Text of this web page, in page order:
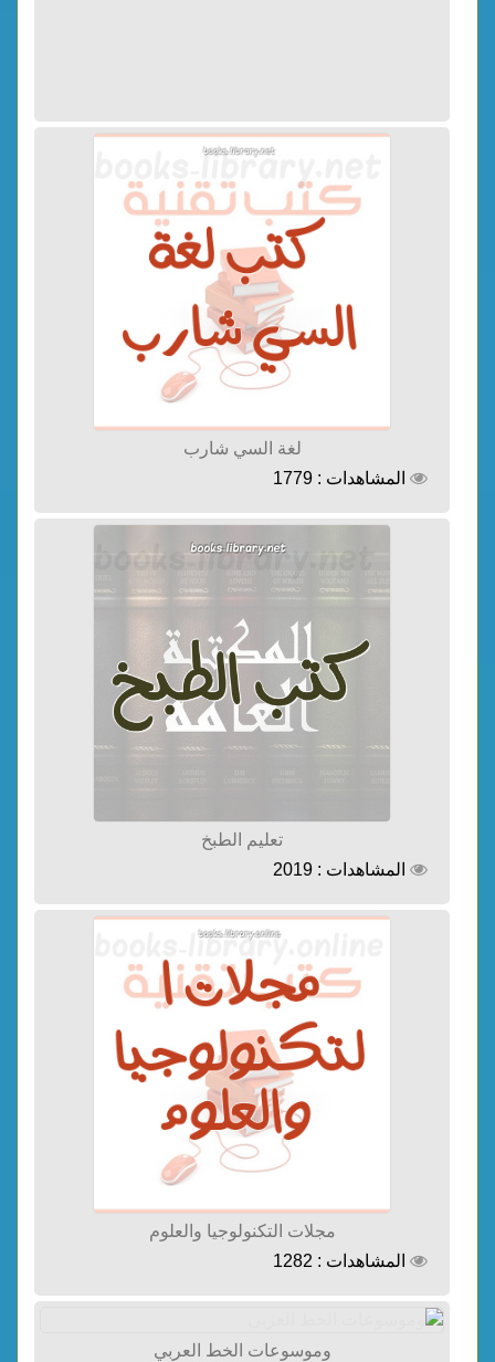
لغة السي شارب
المشاهدات : 1779
تعليم الطبخ
المشاهدات : 2019
مجلات التكنولوجيا والعلوم
المشاهدات : 1282
وموسوعات الخط العربي